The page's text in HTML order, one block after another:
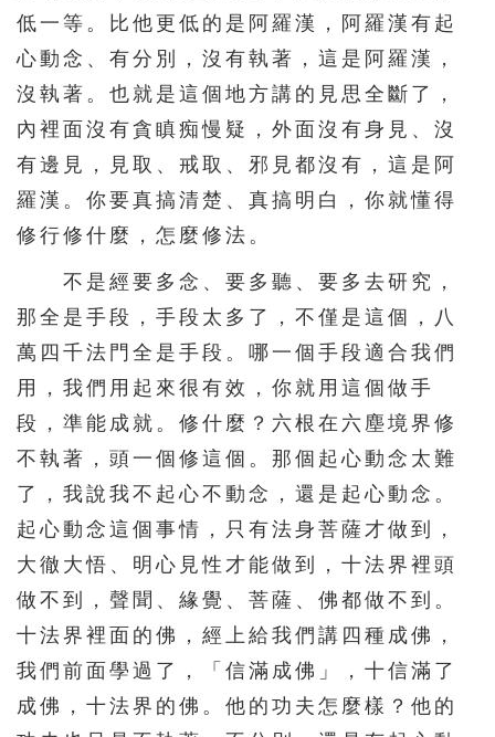
311 312 313 314 315
316 317 318 319 320
321 322 323 324 325
326 327 328 329 330
346 347 348 349 350
351 352 353 354 355
356 357 358 359 360
361 362 363 364 365
371 372 373 374 375
376 377 378 379 380
381 382 383 384 385
386 387 388 389 390
低一等。比他更低的是阿羅漢，阿羅漢有起
心動念、有分別，沒有執著，這是阿羅漢，
沒執著。也就是這個地方講的見思全斷了，
內裡面沒有貪瞋痴慢疑，外面沒有身見、沒
有邊見，見取、戒取、邪見都沒有，這是阿
羅漢。你要真搞清楚、真搞明白，你就懂得
修行修什麼，怎麼修法。
不是經要多念、要多聽、要多去研究，
那全是手段，手段太多了，不僅是這個，八
萬四千法門全是手段。哪一個手段適合我們
用，我們用起來很有效，你就用這個做手
段，準能成就。修什麼？六根在六塵境界修
不執著，頭一個修這個。那個起心動念太難
了，我說我不起心不動念，還是起心動念。
起心動念這個事情，只有法身菩薩才做到，
大徹大悟、明心見性才能做到，十法界裡頭
做不到，聲聞、緣覺、菩薩、佛都做不到。
十法界裡面的佛，經上給我們講四種成佛，
我們前面學過了，「信滿成佛」，十信滿了
成佛，十法界的佛。他的功夫怎麼樣？他的